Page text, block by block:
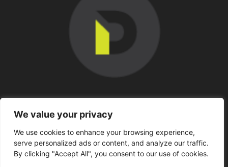
We value your privacy
We use cookies to enhance your browsing experience,
serve personalized ads or content, and analyze our traffic.
By clicking "Accept All", you consent to our use of cookies.
SÍGUENOS